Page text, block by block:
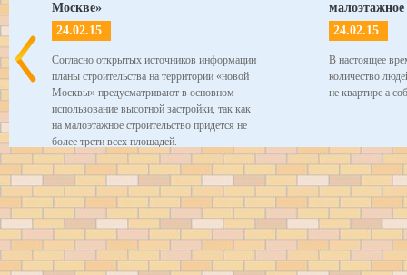
Москве»
24.02.15
Согласно открытых источников информации
планы строительства на территории «новой
Москвы» предусматривают в основном
использование высотной застройки, так как
на малоэтажное строительство придется не
более трети всех площадей.
малоэтажное
24.02.15
В настоящее
количество
не квартире а